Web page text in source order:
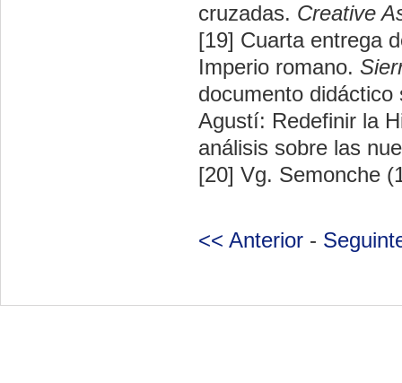
cruzadas. Creative
[19] Cuarta entrega
Imperio romano.
documento
Agustí: Redefinir la
análisis sobre las
[20] Vg. Semonche
<< Anterior -